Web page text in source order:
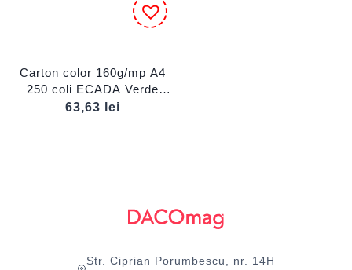
Carton color 160g/mp A4
250 coli ECADA Verde
iarbă
63,63 lei
Str. Ciprian Porumbescu, nr. 14H